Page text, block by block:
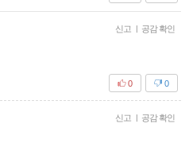
신고 | 공감 확인
0
0
신고 | 공감 확인